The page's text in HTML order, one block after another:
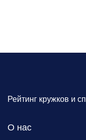
Рейтинг кружков и
О нас